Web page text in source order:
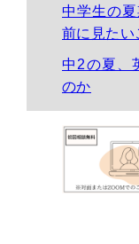
中学生の
前に見たい
中2の夏、
のか